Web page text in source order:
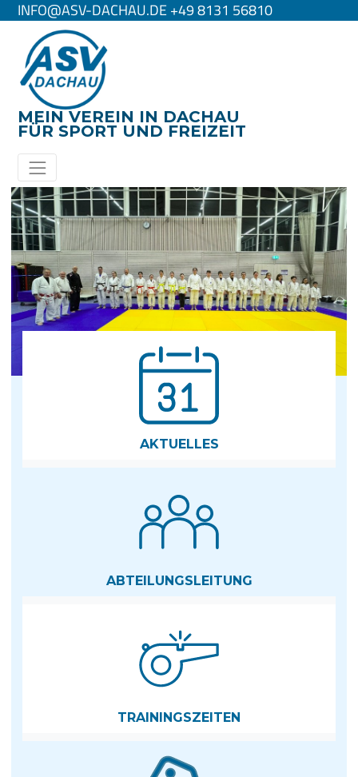
INFO@ASV-DACHAU.DE +49 8131 56810
MEIN VEREIN IN DACHAU
FÜR SPORT UND FREIZEIT
AKTUELLES
ABTEILUNGS­LEITUNG
TRAININGSZEITEN